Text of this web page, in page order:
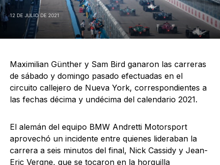
12 DE JULIO DE 2021
Maximilian Günther y Sam Bird ganaron las carreras
de sábado y domingo pasado efectuadas en el
circuito callejero de Nueva York, correspondientes a
las fechas décima y undécima del calendario 2021.
El alemán del equipo BMW Andretti Motorsport
aprovechó un incidente entre quienes lideraban la
carrera a seis minutos del final, Nick Cassidy y Jean-
Eric Vergne, que se tocaron en la horquilla